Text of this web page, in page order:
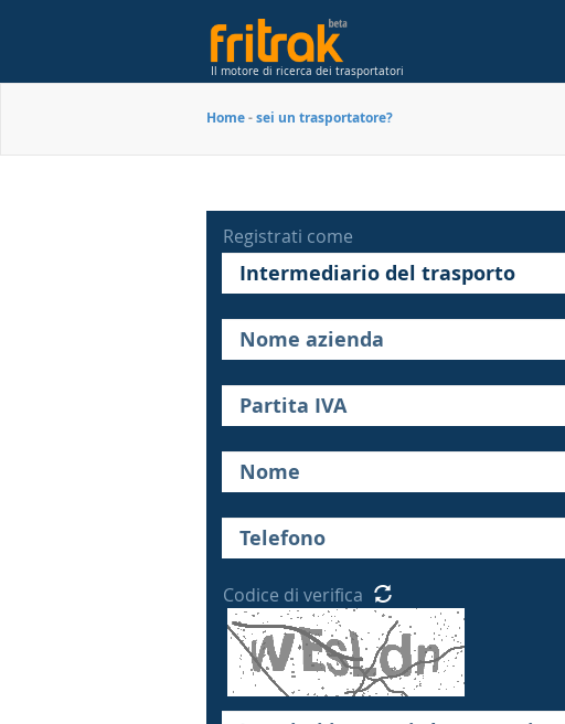
Il motore di ricerca dei trasportatori
Home-sei un trasportatore?
Registrati come
Codice di verifica